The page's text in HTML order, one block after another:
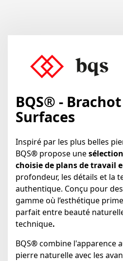
BQS® -
Surfaces
Inspiré par les plus belles
BQS® propose une
choisie de plans de travail
profondeur, les détails et la
authentique. Conçu pour
gamme où l’esthétique
parfait entre beauté
technique.
BQS®combine l'apparence
pierre naturelle avec les